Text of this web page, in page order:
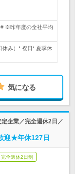
※昨年度の全社平均
休み）* 祝日* 夏季休
気になる
企業／完全週休2日／
迎★年休127日
完全週休2日制